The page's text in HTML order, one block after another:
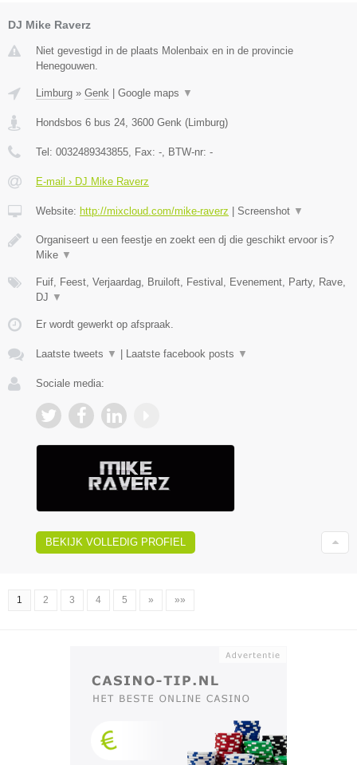
DJ Mike Raverz
Niet gevestigd in de plaats Molenbaix en in de provincie
Henegouwen.
Limburg » Genk Google maps ▼
Hondsbos 6 bus 24, 3600 Genk (Limburg)
Tel: 0032489343855, Fax: -, BTW-nr: -
E-mail › DJ Mike Raverz
Website: http://mixcloud.com/mike-raverz Screenshot ▼
Organiseert u een feestje en zoekt een dj die geschikt ervoor is?
Mike ▼
Fuif, Feest, Verjaardag, Bruiloft, Festival, Evenement, Party, Rave,
DJ ▼
Er wordt gewerkt op afspraak.
Laatste tweets ▼ Laatste facebook posts ▼
Sociale media:
BEKIJK VOLLEDIG PROFIEL
1 2 3 4 5 » »»